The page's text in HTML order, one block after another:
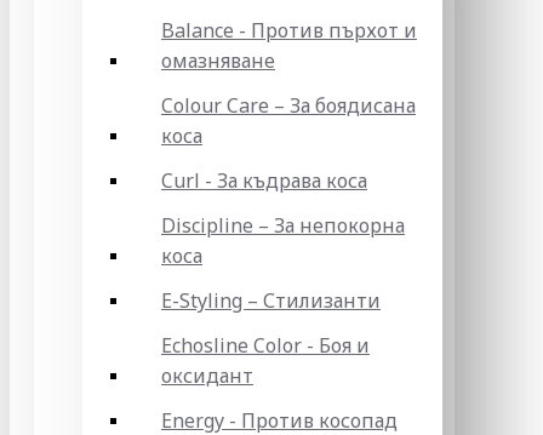
Balance - Против пърхот и
омазняване
Colour Care – За боядисана
коса
Curl - За къдрава коса
Discipline – За непокорна
коса
E-Styling – Стилизанти
Echosline Color - Боя и
оксидант
Energy - Против косопад